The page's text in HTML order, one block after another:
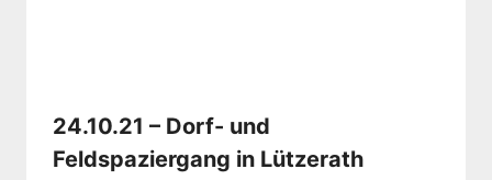
24.10.21 – Dorf- und
Feldspaziergang in Lützerath